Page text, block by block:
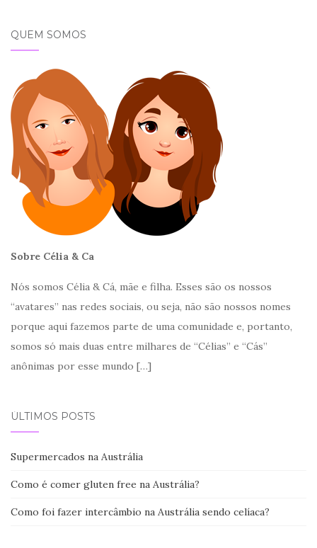
QUEM SOMOS
Sobre Célia & Ca
Nós somos Célia & Cá, mãe e filha. Esses são os nossos
“avatares” nas redes sociais, ou seja, não são nossos nomes
porque aqui fazemos parte de uma comunidade e, portanto,
somos só mais duas entre milhares de “Célias” e “Cás”
anônimas por esse mundo […]
ÚLTIMOS POSTS
Supermercados na Austrália
Como é comer gluten free na Austrália?
Como foi fazer intercâmbio na Austrália sendo celíaca?